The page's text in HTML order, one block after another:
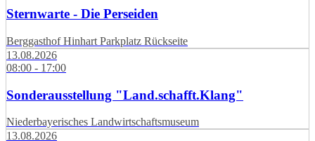
Sternwarte - Die Perseiden
Berggasthof Hinhart Parkplatz Rückseite
13.08.2026
08:00 - 17:00
Sonderausstellung "Land.schafft.Klang"
Niederbayerisches Landwirtschaftsmuseum
13.08.2026